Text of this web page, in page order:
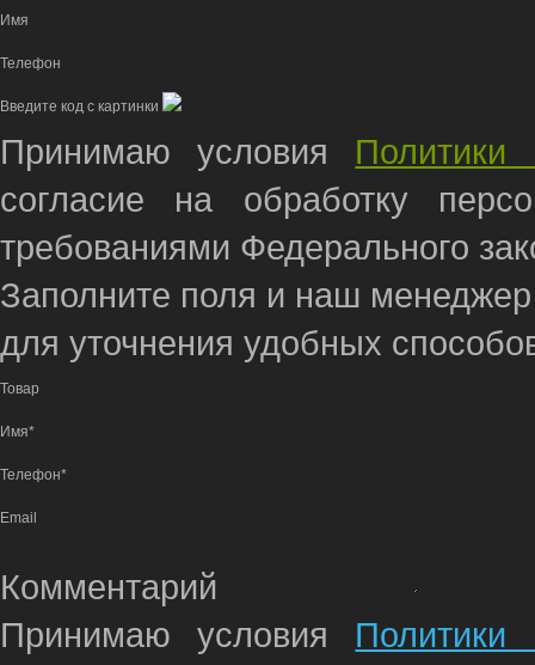
Имя
Телефон
Введите код с картинки
Принимаю условия Политики
согласие на обработку
требованиями Федерального
Заполните поля и наш
для уточнения удобных
Товар
Имя*
Телефон*
Email
Комментарий
Принимаю условия Политики